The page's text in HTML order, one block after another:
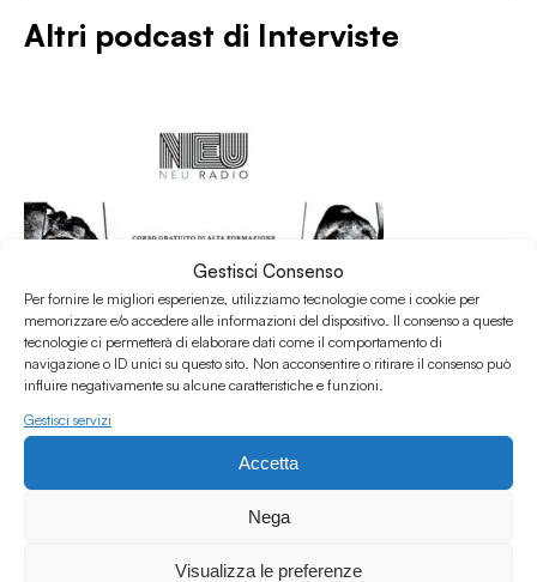
Gestisci Consenso
Per fornire le migliori esperienze, utilizziamo tecnologie come i cookie per
memorizzare e/o accedere alle informazioni del dispositivo. Il consenso a queste
tecnologie ci permetterà di elaborare dati come il comportamento di
navigazione o ID unici su questo sito. Non acconsentire o ritirare il consenso può
influire negativamente su alcune caratteristiche e funzioni.
Gestisci servizi
Accetta
Nega
Visualizza le preferenze
Altri podcast di Interviste
31.07.2026
Intervista a Claudia Castellucci per il Corso